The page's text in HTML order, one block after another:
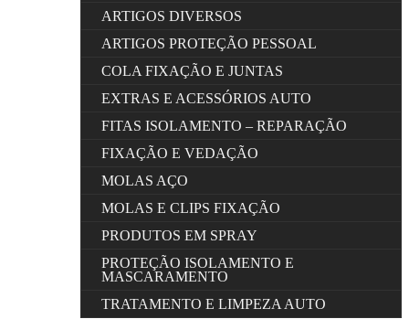
ARTIGOS DIVERSOS
ARTIGOS PROTEÇÃO PESSOAL
COLA FIXAÇÃO E JUNTAS
EXTRAS E ACESSÓRIOS AUTO
FITAS ISOLAMENTO – REPARAÇÃO
FIXAÇÃO E VEDAÇÃO
MOLAS AÇO
MOLAS E CLIPS FIXAÇÃO
PRODUTOS EM SPRAY
PROTEÇÃO ISOLAMENTO E
MASCARAMENTO
TRATAMENTO E LIMPEZA AUTO